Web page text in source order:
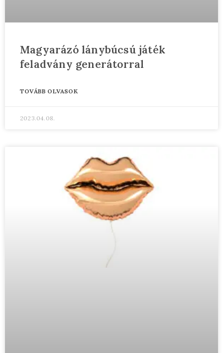
Magyarázó lánybúcsú játék
feladvány generátorral
TOVÁBB OLVASOK
2023.04.08.